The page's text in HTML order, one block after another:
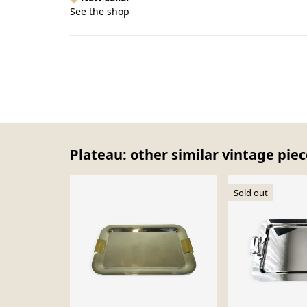
See the shop
Plateau: other similar vintage
Sold out